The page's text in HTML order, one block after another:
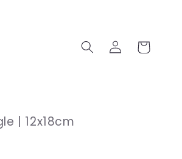
Inloggen
Winkelwagen
| 12x18cm